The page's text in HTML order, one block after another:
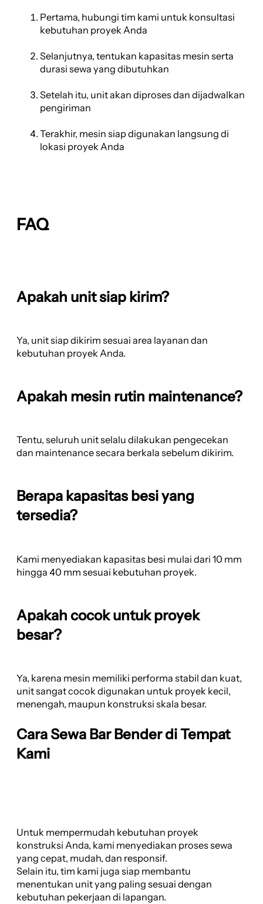
Pertama, hubungi tim kami untuk konsultasi
kebutuhan proyek Anda
Selanjutnya, tentukan kapasitas mesin serta
durasi sewa yang dibutuhkan
Setelah itu, unit akan diproses dan dijadwalkan
pengiriman
Terakhir, mesin siap digunakan langsung di
lokasi proyek Anda
FAQ
Apakah unit siap kirim?
Ya, unit siap dikirim sesuai area layanan dan
kebutuhan proyek Anda.
Apakah mesin rutin maintenance?
Tentu, seluruh unit selalu dilakukan pengecekan
dan maintenance secara berkala sebelum dikirim.
Berapa kapasitas besi yang
tersedia?
Kami menyediakan kapasitas besi mulai dari 10 mm
hingga 40 mm sesuai kebutuhan proyek.
Apakah cocok untuk proyek
besar?
Ya, karena mesin memiliki performa stabil dan kuat,
unit sangat cocok digunakan untuk proyek kecil,
menengah, maupun konstruksi skala besar.
Cara Sewa Bar Bender di Tempat
Kami
Untuk mempermudah kebutuhan proyek
konstruksi Anda, kami menyediakan proses sewa
yang cepat, mudah, dan responsif.
Selain itu, tim kami juga siap membantu
menentukan unit yang paling sesuai dengan
kebutuhan pekerjaan di lapangan.